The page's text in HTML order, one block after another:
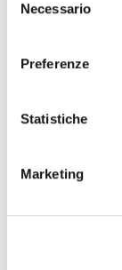
delNecessario
Preferenze
Statistiche
Marketing